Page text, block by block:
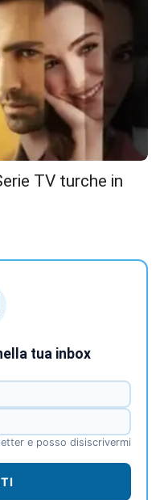
TV turche in
tua inbox
e posso disiscrivermi